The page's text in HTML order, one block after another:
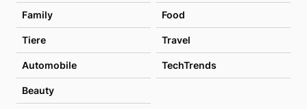
Family Food
Tiere Travel
Automobile TechTrends
Beauty